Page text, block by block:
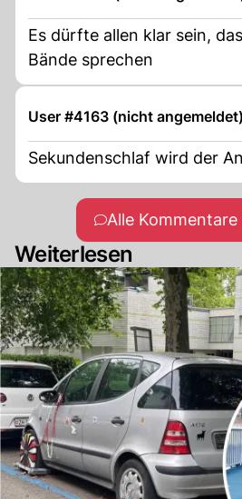
Es dürfte allen klar sein,
Bände sprechen
User #4163 (nicht angemeldet)
Sekundenschlaf wird der
Alle
Weiterlesen